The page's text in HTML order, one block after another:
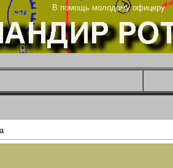
В помощь молодому офицеру